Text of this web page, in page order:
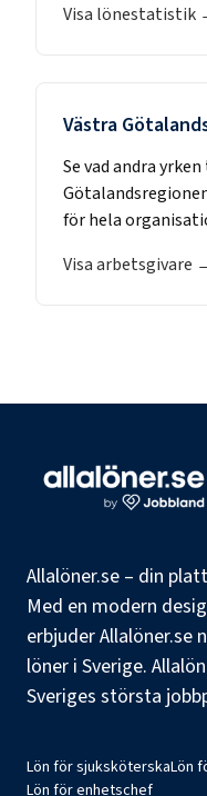
Visa lönestatistik
Västra
Se vad andra
för hela
Visa arbetsgivare
Allalöner.se – din
Med en modern
erbjuder
löner i Sverige.
Sveriges största
Lön för sjuksköterskaLön
Lön för enhetschef